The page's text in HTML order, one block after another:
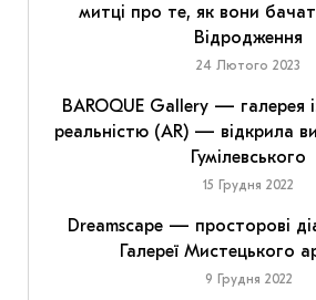
митці про те, як вони
Відродження
24 Лютого 2023
BAROQUE Gallery — галерея
реальністю (AR) — відкрила
Гумілевського
15 Грудня 2022
Dreamscape — просторові
Галереї Мистецького
9 Грудня 2022